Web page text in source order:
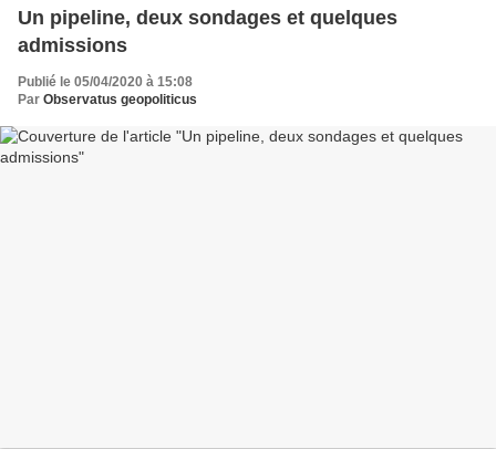
Un pipeline, deux sondages et quelques
admissions
Publié le 05/04/2020 à 15:08
Par Observatus geopoliticus